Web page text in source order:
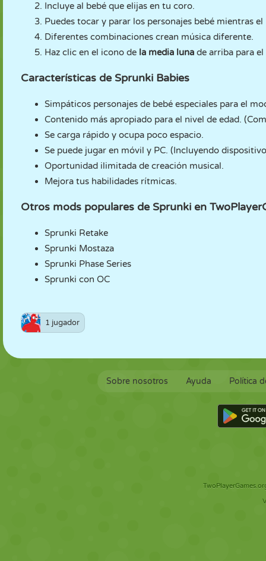
Incluye al bebé que elijas en tu coro.
Puedes tocar y parar los personajes bebé mientras
Diferentes combinaciones crean música diferente.
Haz clic en el icono de la media luna de arriba para
Características de Sprunki Babies
Simpáticos personajes de bebé especiales para el
Contenido más apropiado para el nivel de edad.
Se carga rápido y ocupa poco espacio.
Se puede jugar en móvil y PC. (Incluyendo
Oportunidad ilimitada de creación musical.
Mejora tus habilidades rítmicas.
Otros mods populares de Sprunki en
Sprunki Retake
Sprunki Mostaza
Sprunki Phase Series
Sprunki con OC
1 jugador
Sobre nosotros Ayuda Política